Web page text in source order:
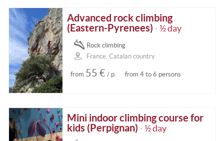
Advanced rock climbing
(Eastern-Pyrenees)
• ½ day
Rock climbing
France, Catalan country
from 55 € / p. from 4 to 6 persons
Mini indoor climbing course for
kids (Perpignan)
• ½ day